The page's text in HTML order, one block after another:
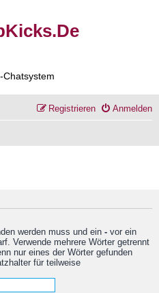
Anmelden
Registrieren
werden muss und ein - vor ein
Verwende mehrere Wörter getrennt
nur eines der Wörter gefunden
für teilweise